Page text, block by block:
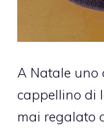
A Natale uno
cappellino di
mai regalato